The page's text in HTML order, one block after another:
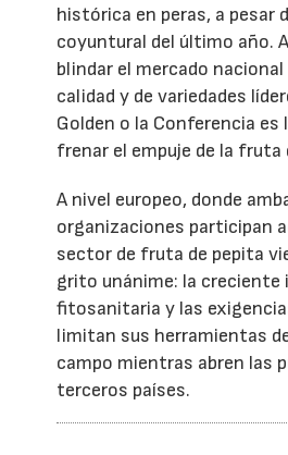
histórica en peras, a pesar
coyuntural del último año.
blindar el mercado
calidad y de variedades
Golden o la Conferencia es
frenar el empuje de la
A nivel europeo, donde
organizaciones participan
sector de fruta de pepita
grito unánime: la creciente
fitosanitaria y las
limitan sus herramientas
campo mientras abren las
terceros países.